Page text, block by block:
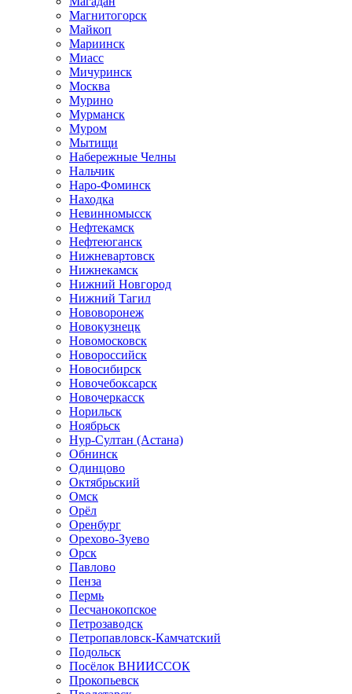
Магнитогорск
Майкоп
Мариинск
Миасс
Мичуринск
Москва
Мурино
Мурманск
Муром
Мытищи
Набережные Челны
Нальчик
Наро-Фоминск
Находка
Невинномысск
Нефтекамск
Нефтеюганск
Нижневартовск
Нижнекамск
Нижний Новгород
Нижний Тагил
Нововоронеж
Новокузнецк
Новомосковск
Новороссийск
Новосибирск
Новочебоксарск
Новочеркасск
Норильск
Ноябрьск
Нур-Султан (Астана)
Обнинск
Одинцово
Октябрьский
Омск
Орёл
Оренбург
Орехово-Зуево
Орск
Павлово
Пенза
Пермь
Песчанокопское
Петрозаводск
Петропавловск-Камчатский
Подольск
Посёлок ВНИИССОК
Прокопьевск